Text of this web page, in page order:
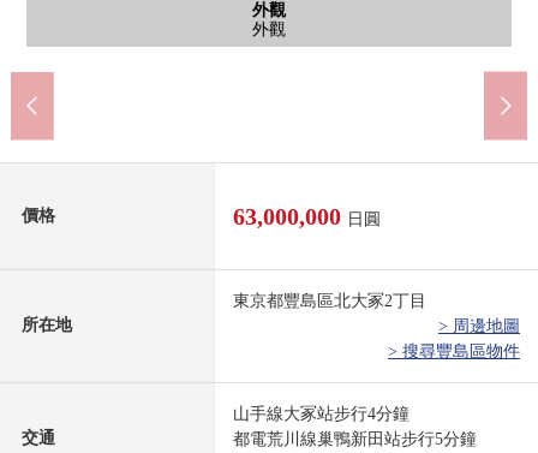
外觀
外觀
入口
入口路徑
其他當地
名牌
其他當地
宅配保管櫃
共有部分
宅配保管櫃
停車場
停車場
共有部分
腳踏車停放處
外觀
外觀
外觀
外觀
外觀
外觀
Mybasket北大冢1丁目商店(約230m)
7-Eleven北大冢1丁目西店(約150m)
COCOKARA FINE大塚店(約210m)
大冢站前郵局(約180m)
atorevi大塚(約370m)
JR大冢站(約320m)
價格 63,000,000 日圓
所在地
東京都豐島區北大冢2丁目
> 周邊地圖
> 搜尋豐島區物件
交通
山手線大冢站步行4分鐘
都電荒川線巢鴨新田站步行5分鐘